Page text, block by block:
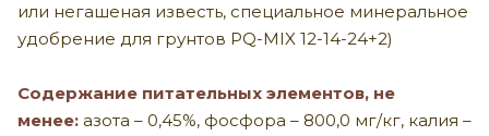
или негашеная известь, специальное минеральное
удобрение для грунтов PQ-MIX 12-14-24+2)
Содержание питательных элементов, не
менее: азота – 0,45%, фосфора – 800,0 мг/кг, калия –